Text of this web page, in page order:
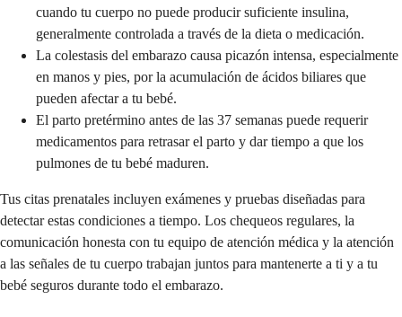
cuando tu cuerpo no puede producir suficiente insulina,
generalmente controlada a través de la dieta o medicación.
La colestasis del embarazo causa picazón intensa, especialmente
en manos y pies, por la acumulación de ácidos biliares que
pueden afectar a tu bebé.
El parto pretérmino antes de las 37 semanas puede requerir
medicamentos para retrasar el parto y dar tiempo a que los
pulmones de tu bebé maduren.
Tus citas prenatales incluyen exámenes y pruebas diseñadas para
detectar estas condiciones a tiempo. Los chequeos regulares, la
comunicación honesta con tu equipo de atención médica y la atención
a las señales de tu cuerpo trabajan juntos para mantenerte a ti y a tu
bebé seguros durante todo el embarazo.